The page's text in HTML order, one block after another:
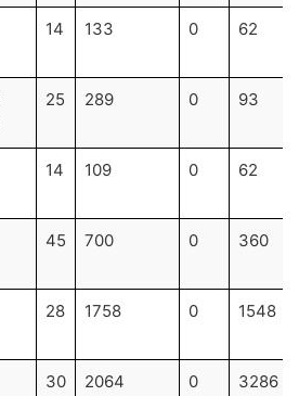
14 133 0 62
25 289 0 93
14 109 0 62
45 700 0 360
28 1758 0 1548
30 2064 0 3286